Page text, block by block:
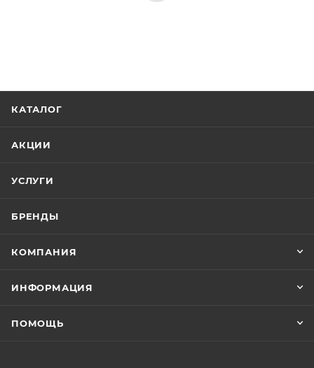
КАТАЛОГ
АКЦИИ
УСЛУГИ
БРЕНДЫ
КОМПАНИЯ
ИНФОРМАЦИЯ
ПОМОЩЬ